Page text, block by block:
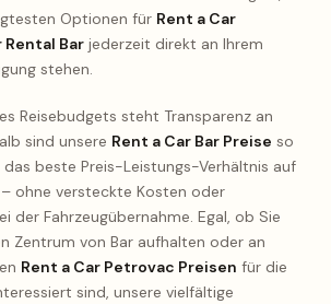
Optionen für Rent a Car
Rental Bar jederzeit direkt an Ihrem
stehen.
Reisebudgets steht Transparenz an
sind unsere Rent a Car Bar Preise so
beste Preis-Leistungs-Verhältnis auf
ohne versteckte Kosten oder
der Fahrzeugübernahme. Egal, ob Sie
Zentrum von Bar aufhalten oder an
Rent a Car Petrovac Preisen für die
sind, unsere vielfältige